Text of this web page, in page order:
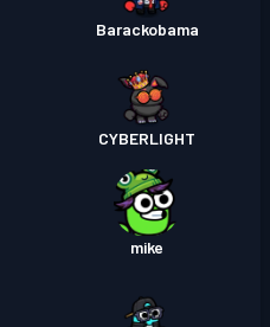
Barackobama
CYBERLIGHT
mike